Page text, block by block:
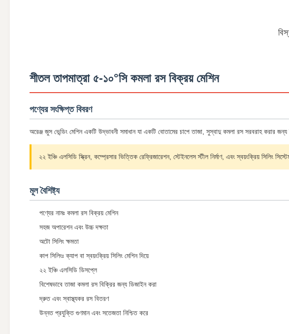
শীতল তাপমাত্রা ৫-১০°সি কমলা রস বিক্রয় মেশিন
পণ্যের সংক্ষিপ্ত বিবরণ
অরেঞ্জ জুস ভেন্ডিং মেশিন একটি উদ্ভাবনী সমাধান যা একটি বোতামের চাপে তাজা, সুস্বাদু কমলা রস সরবরাহ করার
২২ ইঞ্চি এলসিডি স্ক্রিন, কম্প্রেসার ভিত্তিক রেফ্রিজারেশন, স্টেইনলেস স্টীল নির্মাণ, এবং স্বয়ংক্রিয় সিলিং
মূল বৈশিষ্ট্য
পণ্যের নামঃ কমলা রস বিক্রয় মেশিন
সহজ অপারেশন এবং উচ্চ দক্ষতা
অটো সিলিং ক্ষমতা
কাপ সিলিংঃ ক্যাপ বা স্বয়ংক্রিয় সিলিং মেশিন দিয়ে
২২ ইঞ্চি এলসিডি ডিসপ্লে
বিশেষভাবে তাজা কমলা রস বিক্রির জন্য ডিজাইন করা
দ্রুত এবং স্বাস্থ্যকর রস বিতরণ
উন্নত প্রযুক্তি গুণমান এবং সতেজতা নিশ্চিত করে